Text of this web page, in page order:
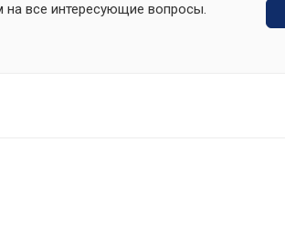
все интересующие вопросы.